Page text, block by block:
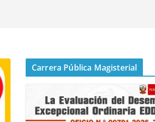
Carrera Pública Magisterial